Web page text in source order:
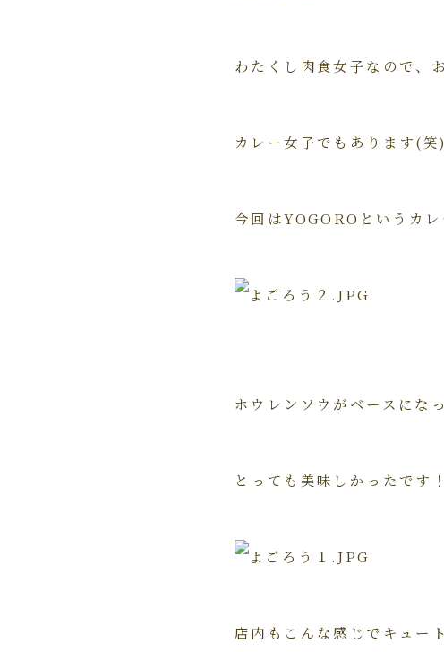
わたくし肉食女子なので、
カレー女子でもあります(笑)
今回はYOGOROというカ
ホウレンソウがベースにな
とっても美味しかったです
店内もこんな感じでキュー